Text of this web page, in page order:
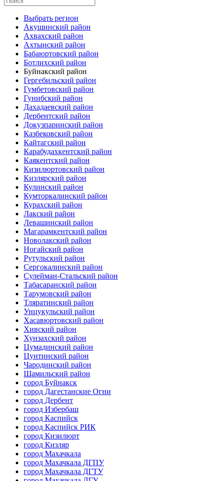
Выбрать регион
Акушинский район
Ахвахский район
Ахтынский район
Бабаюртовский район
Ботлихский район
Буйнакский район
Гергебильский район
Гумбетовский район
Гунибский район
Дахадаевский район
Дербентский район
Докузпаринский район
Казбековский район
Кайтагский район
Карабудахкентский район
Каякентский район
Кизилюртовский район
Кизлярский район
Кулинский район
Кумторкалинский район
Курахский район
Лакский район
Левашинский район
Магарамкентский район
Новолакский район
Ногайский район
Рутульский район
Сергокалинский район
Сулейман-Стальский район
Табасаранский район
Тарумовский район
Тляратинский район
Унцукульский район
Хасавюртовский район
Хивский район
Хунзахский район
Цумадинский район
Цунтинский район
Чародинский район
Шамильский район
город Буйнакск
город Дагестанские Огни
город Дербент
город Избербаш
город Каспийск
город Каспийск РИК
город Кизилюрт
город Кизляр
город Махачкала
город Махачкала ДГПУ
город Махачкала ДГТУ